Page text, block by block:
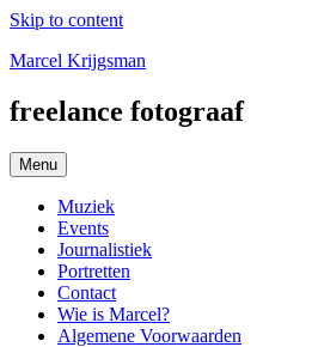
Skip to content
Marcel Krijgsman
freelance fotograaf
Menu
Muziek
Events
Journalistiek
Portretten
Contact
Wie is Marcel?
Algemene Voorwaarden